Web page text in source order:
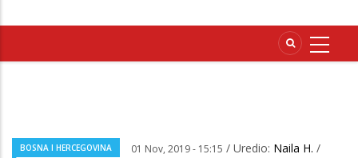
BOSNA I HERCEGOVINA 01 Nov, 2019 - 15:15 / Uredio: Naila H. /